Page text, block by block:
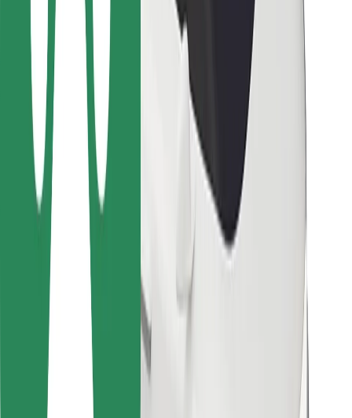
Para motoristas
Para estafetas
Bolt Food
Para gestores de frota
Para restaurantes
Bolt for Business
Outros
Fornecedores
Termos & Condições
Segurança
Uma viagem em poucos minutos!
Instalar app da Bolt
Encontra o teu prato favorito!
Instalar app da Bolt Food